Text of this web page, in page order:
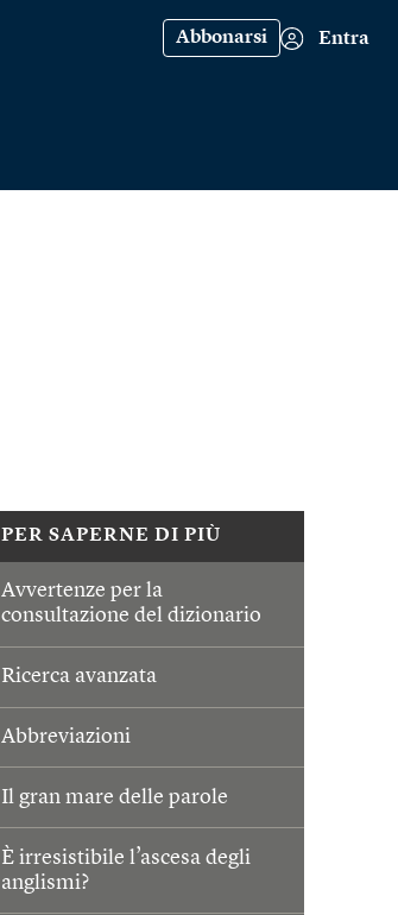
Abbonarsi Entra
PER SAPERNE DI PIÙ
Avvertenze per la
consultazione del dizionario
Ricerca avanzata
Abbreviazioni
Il gran mare delle parole
È irresistibile l’ascesa degli
anglismi?